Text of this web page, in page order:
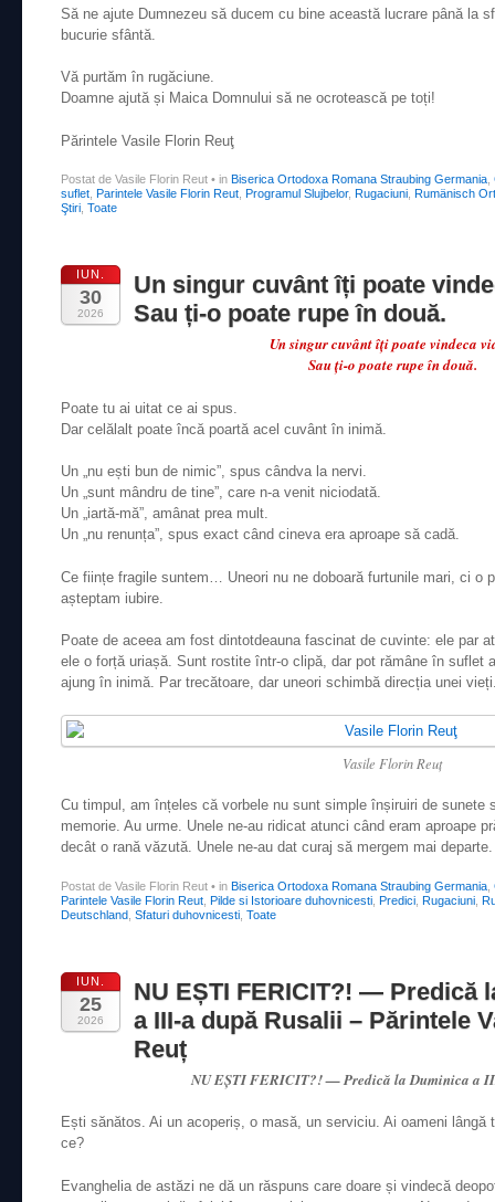
Să ne ajute Dumnezeu să ducem cu bine această lucrare până la
bucurie sfântă.
Vă purtăm în rugăciune.
Doamne ajută și Maica Domnului să ne ocrotească pe toți!
Părintele Vasile Florin Reuţ
Postat de Vasile Florin Reut • in Biserica Ortodoxa Romana Straubing Germania
suflet
Parintele Vasile Florin Reut Programul Slujbelor, Rugaciuni
Rumänisch
Ştiri Toate
IUN.
30
2026
Un singur cuvânt îți poate
Sau ți-o poate rupe în două.
Un singur cuvânt îți poate vindeca
Sau ți-o poate rupe în două.
Poate tu ai uitat ce ai spus.
Dar celălalt poate încă poartă acel cuvânt în inimă.
Un „nu ești bun de nimic”, spus cândva la nervi.
Un „sunt mândru de tine”, care n-a venit niciodată.
Un „iartă-mă”, amânat prea mult.
Un „nu renunța”, spus exact când cineva era aproape să cadă.
Ce ființe fragile suntem… Uneori nu ne doboară furtunile mari, ci o
așteptam iubire.
Poate de aceea am fost dintotdeauna fascinat de cuvinte: ele par
ele o forță uriașă. Sunt rostite într-o clipă, dar pot rămâne în suflet
ajung în inimă. Par trecătoare, dar uneori schimbă direcția unei
Vasile Florin Reuţ
Cu timpul, am înțeles că vorbele nu sunt simple înșiruiri de sunete
memorie. Au urme. Unele ne-au ridicat atunci când eram aproape
decât o rană văzută. Unele ne-au dat curaj să mergem mai
Postat de Vasile Florin Reut • in Biserica Ortodoxa Romana Straubing Germania
Parintele Vasile Florin Reut Pilde si Istorioare duhovnicesti Predici Rugaciuni
Deutschland Sfaturi duhovnicesti Toate
IUN.
25
2026
NU EȘTI FERICIT?! — Predică
a III-a după Rusalii – Părintele
Reuț
NU EȘTI FERICIT?! — Predică la Duminica a
Ești sănătos. Ai un acoperiș, o masă, un serviciu. Ai oameni
ce?
Evanghelia de astăzi ne dă un răspuns care doare și vindecă